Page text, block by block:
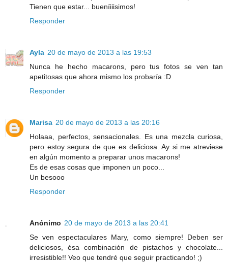
Tienen que estar... bueníiiisimos!
Responder
Ayla 20 de mayo de 2013 a las 19:53
Nunca he hecho macarons, pero tus fotos se ven tan
apetitosas que ahora mismo los probaría :D
Responder
Marisa 20 de mayo de 2013 a las 20:16
Holaaa, perfectos, sensacionales. Es una mezcla curiosa,
pero estoy segura de que es deliciosa. Ay si me atreviese
en algún momento a preparar unos macarons!
Es de esas cosas que imponen un poco...
Un besooo
Responder
Anónimo 20 de mayo de 2013 a las 20:41
Se ven espectaculares Mary, como siempre! Deben ser
deliciosos, ésa combinación de pistachos y chocolate...
irresistible!! Veo que tendré que seguir practicando! ;)